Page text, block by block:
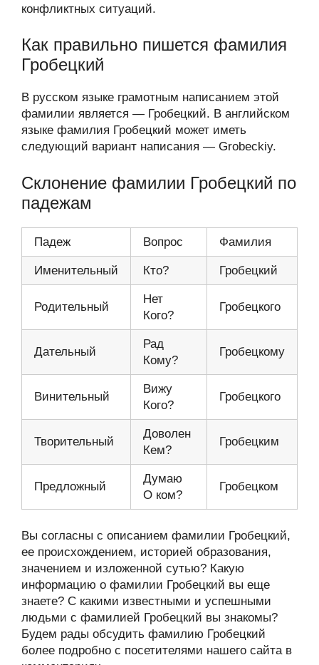
конфликтных ситуаций.
Как правильно пишется фамилия
Гробецкий
В русском языке грамотным написанием этой
фамилии является — Гробецкий. В английском
языке фамилия Гробецкий может иметь
следующий вариант написания — Grobeckiy.
Склонение фамилии Гробецкий по
падежам
Падеж Вопрос Фамилия
Именительный Кто? Гробецкий
Родительный
Нет
Кого?
Гробецкого
Дательный
Рад
Кому?
Гробецкому
Винительный
Вижу
Кого?
Гробецкого
Творительный
Доволен
Кем?
Гробецким
Предложный
Думаю
О ком?
Гробецком
Вы согласны с описанием фамилии Гробецкий,
ее происхождением, историей образования,
значением и изложенной сутью? Какую
информацию о фамилии Гробецкий вы еще
знаете? С какими известными и успешными
людьми с фамилией Гробецкий вы знакомы?
Будем рады обсудить фамилию Гробецкий
более подробно с посетителями нашего сайта в